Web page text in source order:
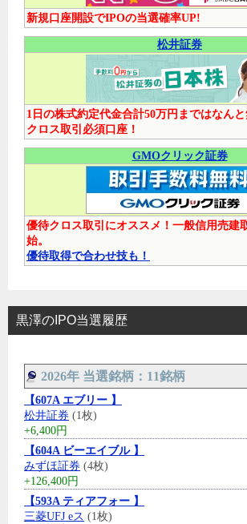
新規口座開設でIPOの当選確率UP!
松井証券
1日の株式約定代金合計50万円まではなん
クロス取引必須口座！
GMOクリック証券
優待クロス取引にオススメ！一般信用売建
始。
優待取得で合わせ技も！
黒澤のIPO当選履歴
2026年 当選銘柄：11銘柄
【607A エブリー 】
松井証券 (1枚)
+6,400円
【604A ビーエイブル 】
みずほ証券 (4枚)
+126,400円
【593A ティアフォー 】
三菱UFJ eス (1枚)